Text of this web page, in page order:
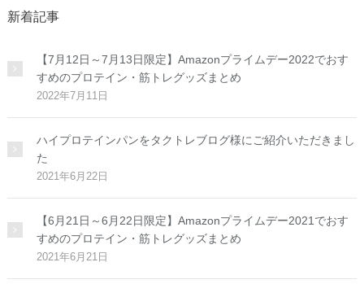
新着記事
【7月12日～7月13日限定】Amazonプライムデー2022でおす
すめのプロテイン・筋トレグッズまとめ
2022年7月11日
ハイプロテインパンをタクトレブログ様にご紹介いただきまし
た
2021年6月22日
【6月21日～6月22日限定】Amazonプライムデー2021でおす
すめのプロテイン・筋トレグッズまとめ
2021年6月21日